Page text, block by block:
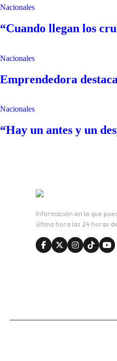
Nacionales
“Cuando llegan los
Nacionales
Emprendedora
Nacionales
“Hay un antes y un
Información en la que
última hora las 24 horas